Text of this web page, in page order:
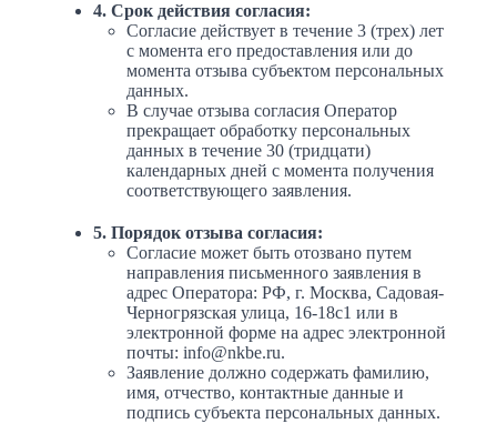
4. Срок действия согласия:
Согласие действует в течение 3 (трех) лет
с момента его предоставления или до
момента отзыва субъектом персональных
данных.
В случае отзыва согласия Оператор
прекращает обработку персональных
данных в течение 30 (тридцати)
календарных дней с момента получения
соответствующего заявления.
5. Порядок отзыва согласия:
Согласие может быть отозвано путем
направления письменного заявления в
адрес Оператора: РФ, г. Москва, Садовая-
Черногрязская улица, 16-18с1 или в
электронной форме на адрес электронной
почты: info@nkbe.ru.
Заявление должно содержать фамилию,
имя, отчество, контактные данные и
подпись субъекта персональных данных.